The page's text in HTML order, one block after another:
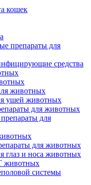
кошек
препараты для
средства
животных
ушей животных
для животных
для
для животных
глаз и носа животных
животных
системы